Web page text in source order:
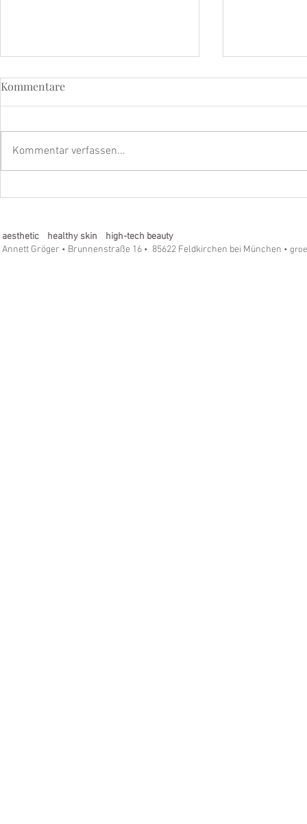
Kommentare
Kommentar verfassen...
aesthetic healthy skin high-tech beauty
Annett Gröger • Brunnenstraße 16 • 85622 Feldkirchen bei München •